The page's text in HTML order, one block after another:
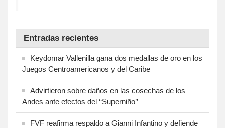
Entradas recientes
Keydomar Vallenilla gana dos medallas de oro en los
Juegos Centroamericanos y del Caribe
Advirtieron sobre daños en las cosechas de los
Andes ante efectos del ‘‘Superniño’’
FVF reafirma respaldo a Gianni Infantino y defiende